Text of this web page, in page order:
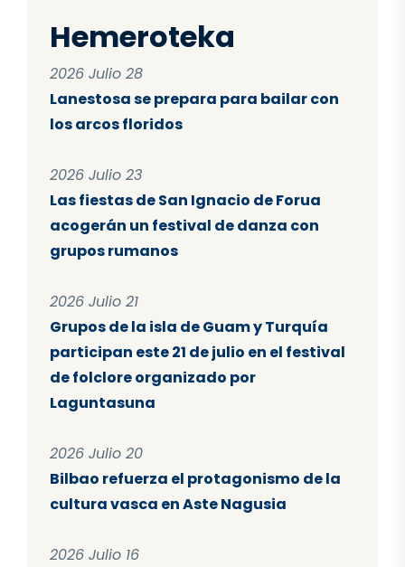
Hemeroteka
2026 Julio 28
Lanestosa se prepara para bailar con
los arcos floridos
2026 Julio 23
Las fiestas de San Ignacio de Forua
acogerán un festival de danza con
grupos rumanos
2026 Julio 21
Grupos de la isla de Guam y Turquía
participan este 21 de julio en el festival
de folclore organizado por
Laguntasuna
2026 Julio 20
Bilbao refuerza el protagonismo de la
cultura vasca en Aste Nagusia
2026 Julio 16